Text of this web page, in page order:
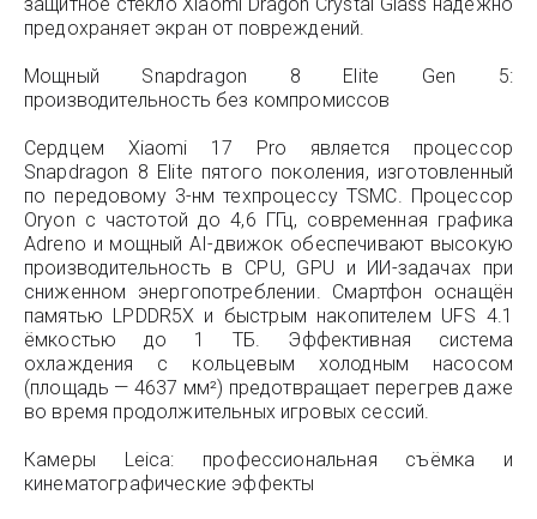
предохраняет экран от повреждений.
Мощный Snapdragon 8 Elite Gen 5:
производительность без компромиссов
Сердцем Xiaomi 17 Pro является процессор
Snapdragon 8 Elite пятого поколения, изготовленный
по передовому 3-нм техпроцессу TSMC. Процессор
Oryon с частотой до 4,6 ГГц, современная графика
Adreno и мощный AI-движок обеспечивают высокую
производительность в CPU, GPU и ИИ-задачах при
сниженном энергопотреблении. Смартфон оснащён
памятью LPDDR5X и быстрым накопителем UFS 4.1
ёмкостью до 1 ТБ. Эффективная система
охлаждения с кольцевым холодным насосом
(площадь — 4637 мм²) предотвращает перегрев даже
во время продолжительных игровых сессий.
Камеры Leica: профессиональная съёмка и
кинематографические эффекты